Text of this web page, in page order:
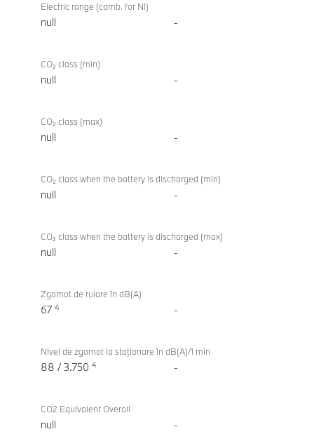
Electric range (comb. for NI)
null -
CO₂ class (min)
null -
CO₂ class (max)
null -
CO₂ class when the battery is discharged (min)
null -
CO₂ class when the battery is discharged (max)
null -
Zgomot de rulare în dB(A)
67 4 -
Nivel de zgomot la staţionare în dB(A)/1 min
88 / 3.750 4 -
CO2 Equivalent Overall
null -